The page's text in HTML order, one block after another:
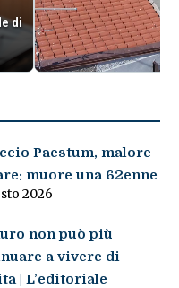
di
Paestum, malore
muore una 62enne
2026
non può più
a vivere di
| L’editoriale